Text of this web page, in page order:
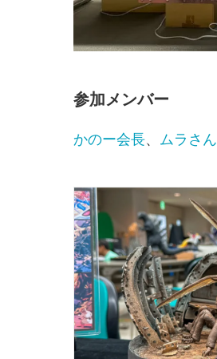
参加メンバー
かのー会長、 ムラさん